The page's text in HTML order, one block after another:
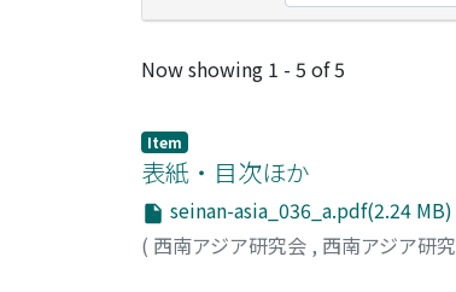
Recent Submissions
Now showing 1 - 5 of 5
Item
表紙・目次ほか
seinan-asia_036_a.pdf(2.24 MB)
( 西南アジア研究会 , 西南アジア研究